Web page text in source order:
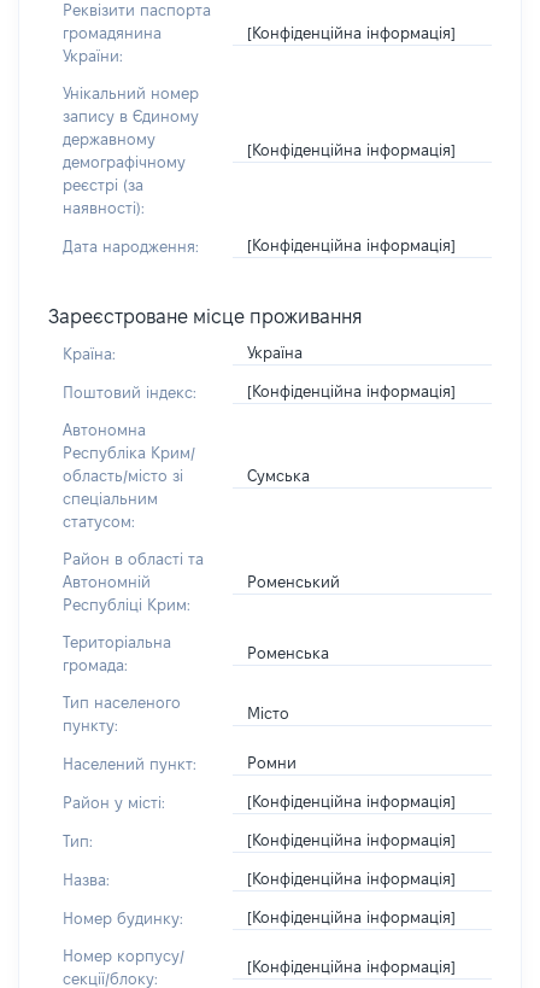
Реквізити паспорта
громадянина
України:
[Конфіденційна інформація]
Унікальний номер
запису в Єдиному
державному
демографічному
реєстрі (за
наявності):
[Конфіденційна інформація]
Дата народження: [Конфіденційна інформація]
Зареєстроване місце проживання
Країна: Україна
Поштовий індекс: [Конфіденційна інформація]
Автономна
Республіка Крим/
область/місто зі
спеціальним
статусом:
Сумська
Район в області та
Автономній
Республіці Крим:
Роменський
Територіальна
громада:
Роменська
Тип населеного
пункту:
Місто
Населений пункт: Ромни
Район у місті: [Конфіденційна інформація]
Тип: [Конфіденційна інформація]
Назва: [Конфіденційна інформація]
Номер будинку: [Конфіденційна інформація]
Номер корпусу/
секції/блоку:
[Конфіденційна інформація]